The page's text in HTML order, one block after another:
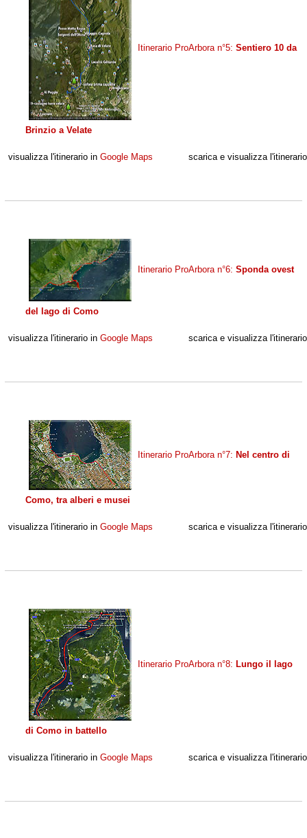
Itinerario ProArbora n°5: Sentiero 10 da
Brinzio a Velate
visualizza l'itinerario in Google Maps scarica e visualizza
Itinerario ProArbora n°6: Sponda ovest
del lago di Como
visualizza l'itinerario in Google Maps scarica e visualizza
Itinerario ProArbora n°7: Nel centro di
Como, tra alberi e musei
visualizza l'itinerario in Google Maps scarica e visualizza
Itinerario ProArbora n°8: Lungo il lago
di Como in battello
visualizza l'itinerario in Google Maps scarica e visualizza